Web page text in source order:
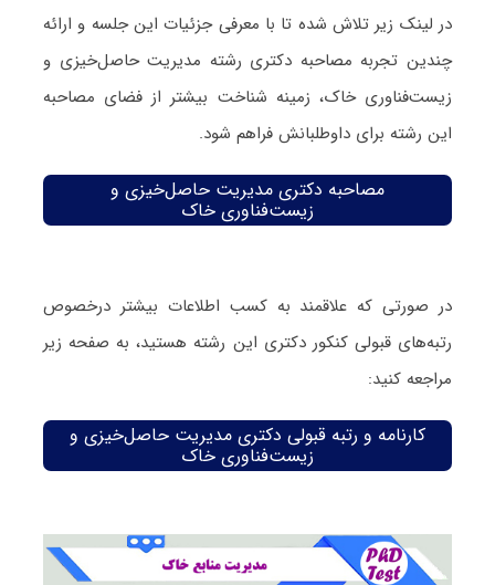
در لینک زیر تلاش شده تا با معرفی جزئیات این جلسه و ارائه
چندین تجربه مصاحبه دکتری رشته مدیریت حاصل‌خیزی و
زیست‌فناوری خاک، زمینه شناخت بیشتر از فضای مصاحبه
این رشته برای داوطلبانش فراهم شود.
مصاحبه دکتری مدیریت حاصل‌خیزی و
زیست‌فناوری خاک
در صورتی که علاقمند به کسب اطلاعات بیشتر درخصوص
رتبه‌های قبولی کنکور دکتری این رشته هستید، به صفحه زیر
مراجعه کنید:
کارنامه و رتبه قبولی دکتری مدیریت حاصل‌خیزی و
زیست‌فناوری خاک